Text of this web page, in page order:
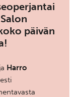
päivän
Harro